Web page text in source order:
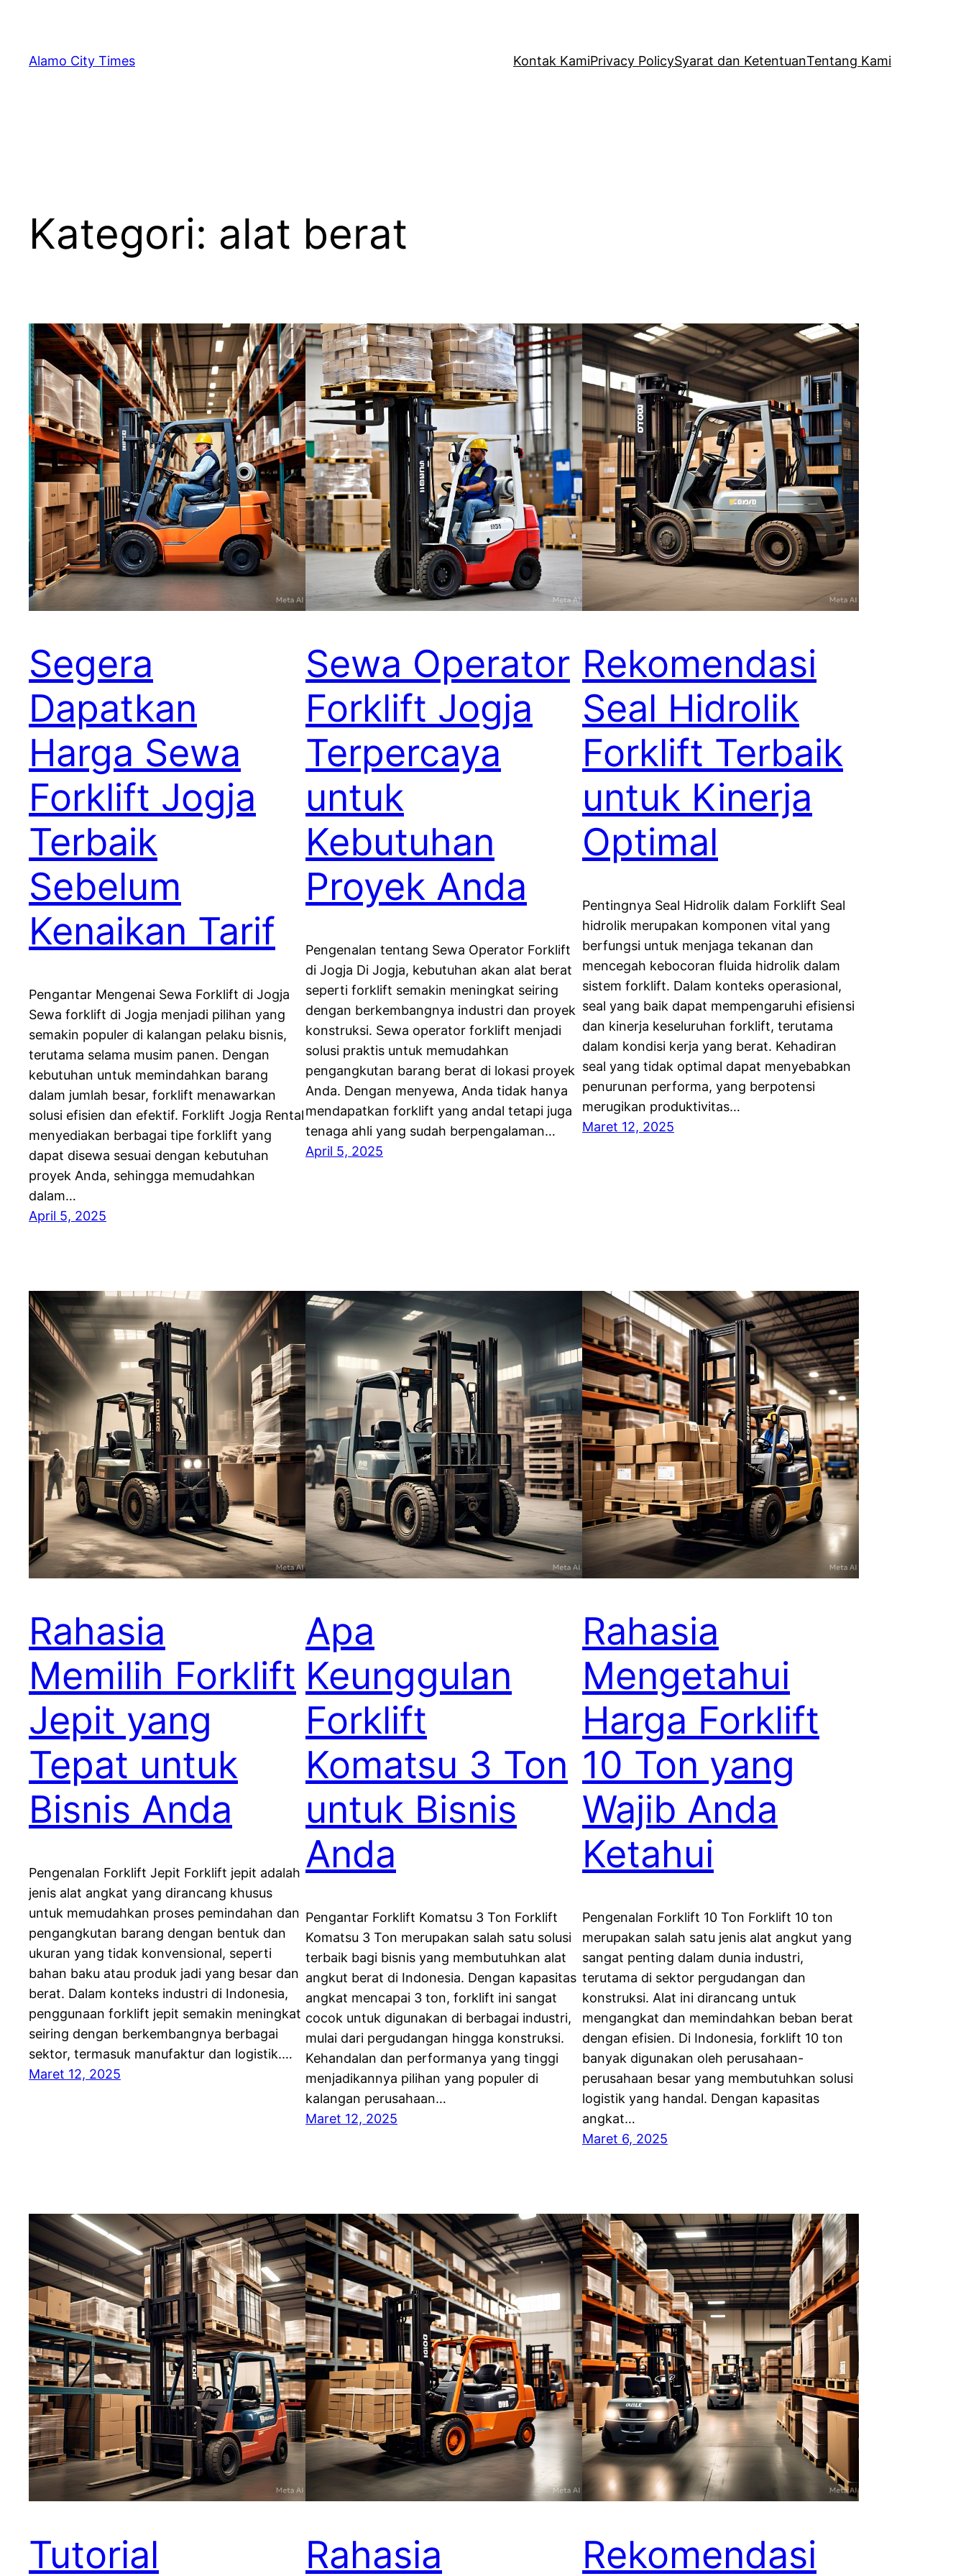
kontenAlamo City Times Kontak KamiPrivacy PolicySyarat dan KetentuanTentang Kami
Kategori: alat berat
Segera
Dapatkan
Harga Sewa
Forklift Jogja
Terbaik
Sebelum
Kenaikan Tarif
Pengantar Mengenai Sewa Forklift di Jogja
Sewa forklift di Jogja menjadi pilihan yang
semakin populer di kalangan pelaku bisnis,
terutama selama musim panen. Dengan
kebutuhan untuk memindahkan barang
dalam jumlah besar, forklift menawarkan
solusi efisien dan efektif. Forklift Jogja Rental
menyediakan berbagai tipe forklift yang
dapat disewa sesuai dengan kebutuhan
proyek Anda, sehingga memudahkan
dalam…
April 5, 2025
Sewa Operator
Forklift Jogja
Terpercaya
untuk
Kebutuhan
Proyek Anda
Pengenalan tentang Sewa Operator Forklift
di Jogja Di Jogja, kebutuhan akan alat berat
seperti forklift semakin meningkat seiring
dengan berkembangnya industri dan proyek
konstruksi. Sewa operator forklift menjadi
solusi praktis untuk memudahkan
pengangkutan barang berat di lokasi proyek
Anda. Dengan menyewa, Anda tidak hanya
mendapatkan forklift yang andal tetapi juga
tenaga ahli yang sudah berpengalaman…
April 5, 2025
Rekomendasi
Seal Hidrolik
Forklift Terbaik
untuk Kinerja
Optimal
Pentingnya Seal Hidrolik dalam Forklift Seal
hidrolik merupakan komponen vital yang
berfungsi untuk menjaga tekanan dan
mencegah kebocoran fluida hidrolik dalam
sistem forklift. Dalam konteks operasional,
seal yang baik dapat mempengaruhi efisiensi
dan kinerja keseluruhan forklift, terutama
dalam kondisi kerja yang berat. Kehadiran
seal yang tidak optimal dapat menyebabkan
penurunan performa, yang berpotensi
merugikan produktivitas…
Maret 12, 2025
Rahasia
Memilih Forklift
Jepit yang
Tepat untuk
Bisnis Anda
Pengenalan Forklift Jepit Forklift jepit adalah
jenis alat angkat yang dirancang khusus
untuk memudahkan proses pemindahan dan
pengangkutan barang dengan bentuk dan
ukuran yang tidak konvensional, seperti
bahan baku atau produk jadi yang besar dan
berat. Dalam konteks industri di Indonesia,
penggunaan forklift jepit semakin meningkat
seiring dengan berkembangnya berbagai
sektor, termasuk manufaktur dan logistik.…
Maret 12, 2025
Apa
Keunggulan
Forklift
Komatsu 3 Ton
untuk Bisnis
Anda
Pengantar Forklift Komatsu 3 Ton Forklift
Komatsu 3 Ton merupakan salah satu solusi
terbaik bagi bisnis yang membutuhkan alat
angkut berat di Indonesia. Dengan kapasitas
angkat mencapai 3 ton, forklift ini sangat
cocok untuk digunakan di berbagai industri,
mulai dari pergudangan hingga konstruksi.
Kehandalan dan performanya yang tinggi
menjadikannya pilihan yang populer di
kalangan perusahaan…
Maret 12, 2025
Rahasia
Mengetahui
Harga Forklift
10 Ton yang
Wajib Anda
Ketahui
Pengenalan Forklift 10 Ton Forklift 10 ton
merupakan salah satu jenis alat angkut yang
sangat penting dalam dunia industri,
terutama di sektor pergudangan dan
konstruksi. Alat ini dirancang untuk
mengangkat dan memindahkan beban berat
dengan efisien. Di Indonesia, forklift 10 ton
banyak digunakan oleh perusahaan-
perusahaan besar yang membutuhkan solusi
logistik yang handal. Dengan kapasitas
angkat…
Maret 6, 2025
Tutorial Rahasia Rekomendasi